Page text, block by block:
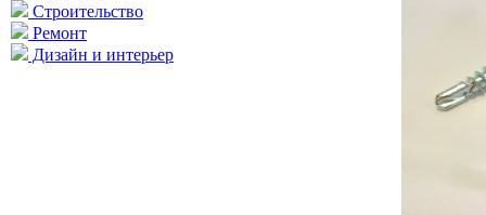
Строительство
Ремонт
Дизайн и интерьер